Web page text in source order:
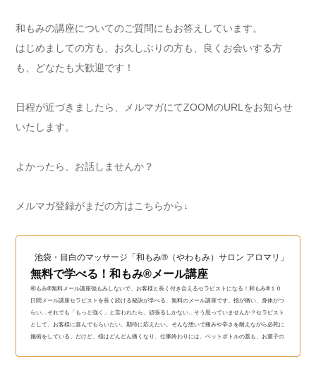
和もみの講座についてのご質問にもお答えしています。
はじめましての方も、お久しぶりの方も、良くお会いする方
も、
どなたも大歓迎です！
日程が近づきましたら、メルマガにてZOOMのURLをお知らせ
いたします。
よかったら、お話しませんか？
メルマガ登録がまだの方はこちらから↓
池袋・目白のマッサージ「和もみ®（やわもみ）サロン アロマリ」（和
無料で学べる！和もみ®メール講座
和もみ®無料メール講座強もみしないで、お客様と長く付き合えるセラピストになる！和もみ®１０
日間メール講座セラピストを長く続ける秘訣が学べる、無料のメール講座です。指が痛い、身体がつ
らい…それでも「もっと強く」と言われたら、頑張るしかない…そう思っていませんか？セラピスト
として、お客様に喜んでもらいたい。期待に応えたい。そんな想いで痛みや辛さを耐えながら必死に
施術をしている。だけど、指はどんどん痛くなり、仕事終わりには、ペットボトルの蓋も、お菓子の